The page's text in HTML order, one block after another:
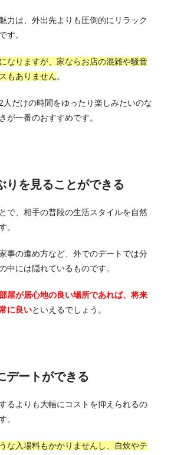
力は、外出先よりも圧倒的にリラック
す。
なりますが、家ならお店の混雑や騒音
もありません。
だけの時間をゆったり楽しみたいのな
が一番のおすすめです。
りを見ることができる
で、相手の普段の生活スタイルを自然
。
事の進め方など、外でのデートでは分
中には隠れているものです。
屋が居心地の良い場所であれば、将来
に良いといえるでしょう。
デートができる
るよりも大幅にコストを抑えられるの
。
な入場料もかかりませんし、自炊やテ